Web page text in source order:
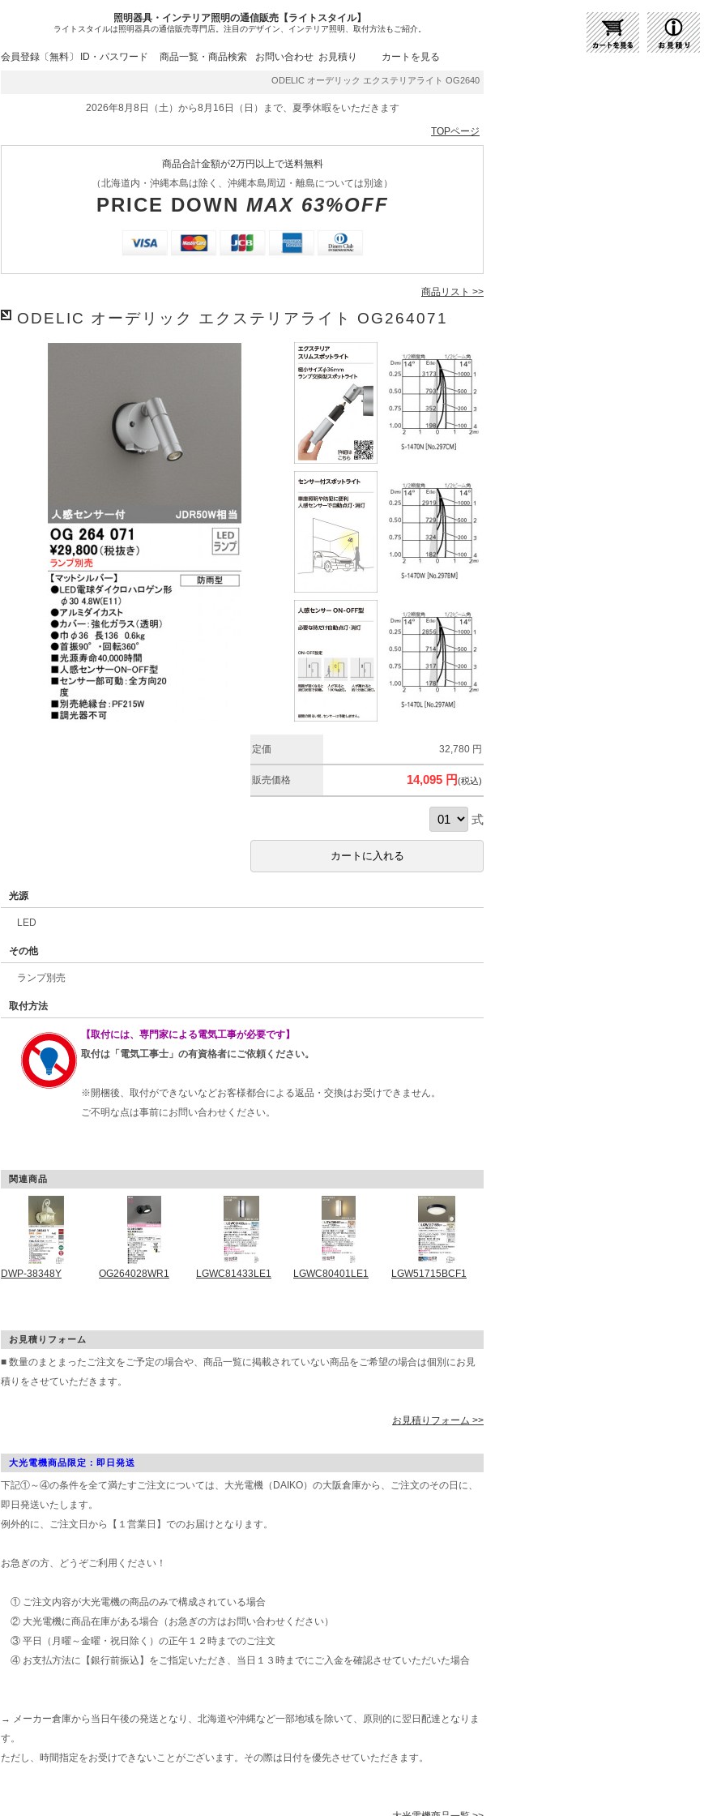
照明器具・インテリア照明の通信販売【ライトスタイル】
ライトスタイルは照明器具の通信販売専門店。注目のデザイン、インテリア照明、取付方法もご紹介。
会員登録〔無料〕 ID・パスワード 商品一覧・商品検索 お問い合わせ お見積り カートを見る
ODELIC オーデリック エクステリアライト OG264071 | 商品紹介 | 照明器具の通販・インテリア照明の通信販売
2026年8月8日（土）から8月16日（日）まで、夏季休暇をいただきます
TOPページ
商品合計金額が2万円以上で送料無料
（北海道内・沖縄本島は除く、沖縄本島周辺・離島については別途）
PRICE DOWN MAX 63%OFF
商品リスト >>
ODELIC オーデリック エクステリアライト OG264071
定価 32,780 円
販売価格 14,095 円(税込)
式
光源
LED
その他
ランプ別売
取付方法
【取付には、専門家による電気工事が必要です】
取付は「電気工事士」の有資格者にご依頼ください。
※開梱後、取付ができないなどお客様都合による返品・交換はお受けできません。
ご不明な点は事前にお問い合わせください。
関連商品
DWP-38348Y OG264028WR1 LGWC81433LE1 LGWC80401LE1 LGW51715BCF1
お見積りフォーム
■ 数量のまとまったご注文をご予定の場合や、商品一覧に掲載されていない商品をご希望の場合は個別にお見
積りをさせていただきます。
お見積りフォーム >>
大光電機商品限定：即日発送
下記①～④の条件を全て満たすご注文については、大光電機（DAIKO）の大阪倉庫から、ご注文のその日に、
即日発送いたします。
例外的に、ご注文日から【１営業日】でのお届けとなります。
お急ぎの方、どうぞご利用ください！
① ご注文内容が大光電機の商品のみで構成されている場合
② 大光電機に商品在庫がある場合（お急ぎの方はお問い合わせください）
③ 平日（月曜～金曜・祝日除く）の正午１２時までのご注文
④ お支払方法に【銀行前振込】をご指定いただき、当日１３時までにご入金を確認させていただいた場合
→ メーカー倉庫から当日午後の発送となり、北海道や沖縄など一部地域を除いて、原則的に翌日配達となりま
す。
ただし、時間指定をお受けできないことがございます。その際は日付を優先させていただきます。